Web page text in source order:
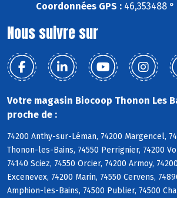
Coordonnées GPS : 46,353488
Nous suivre sur
Votre magasin Biocoop Thonon Les
proche de :
74200 Anthy-sur-Léman, 74200 Margencel,
Thonon-les-Bains, 74550 Perrignier, 74200
74140 Sciez, 74550 Orcier, 74200 Armoy,
Excenevex, 74200 Marin, 74550 Cervens,
Amphion-les-Bains, 74500 Publier, 74500